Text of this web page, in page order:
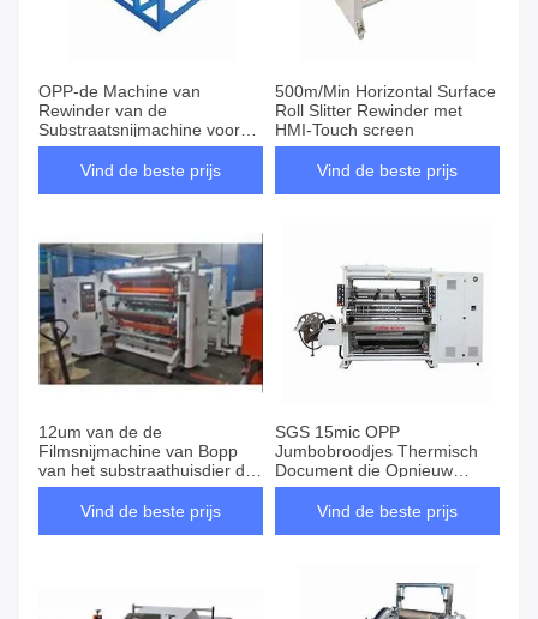
OPP-de Machine van
Rewinder van de
Substraatsnijmachine voor
Jumbobroodje
Vind de beste prijs
500m/Min Horizontal Surface
Roll Slitter Rewinder met
HMI-Touch screen
Vind de beste prijs
12um van de de
Filmsnijmachine van Bopp
van het substraathuisdier de
Machineac van Rewinder
Servomotorcontrole
Vind de beste prijs
SGS 15mic OPP
Jumbobroodjes Thermisch
Document die Opnieuw
opwindend Machine
scheurenVind de beste prijs